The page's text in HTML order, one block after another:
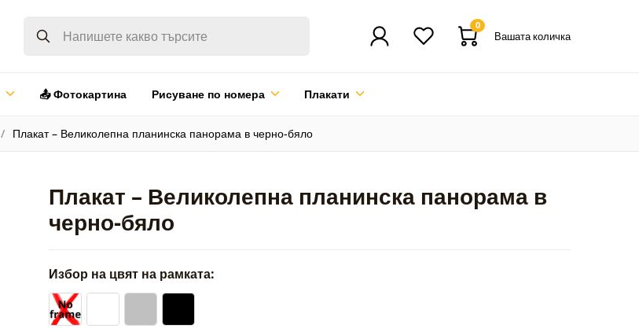
0
Вашата количка
📤 Фотокартина Рисуване по номера Плакати
Плакат – Великолепна планинска панорама в черно-бяло
Плакат – Великолепна планинска панорама в
черно-бяло
Избор на цвят на рамката: